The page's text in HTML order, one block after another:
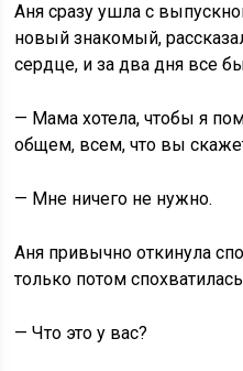
Аня сразу ушла с
новый знакомый,
сердце, и за два дня все
— Мама хотела, чтобы я
общем, всем, что вы
— Мне ничего не нужно.
Аня привычно откинула
только потом
— Что это у вас?